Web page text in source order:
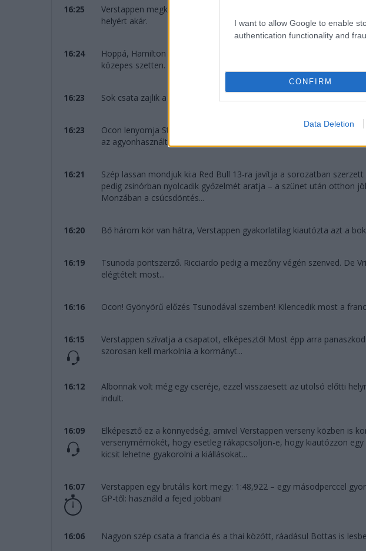
I want to allow Google to enable
authentication functionality and
CONFIRM
Data Deletion
16:25
Verstappen megkezdte az utolsó körét... Amely körben Stroll,
helyért akár.
16:24
Hoppá, Hamilton jön egy extra cserére. Verstappen-bosszantó
közepes szetten.
16:23 Sok csata zajlik a mezőnyben, de a java pontzónán kívül.
16:23
Ocon lenyomja Strollt és már nyolcadik: egy cserével is pontot
az agyonhasznált lágy keveréken menekül Ocon elől.
16:21
Szép lassan mondjuk ki:a Red Bull 13-ra javítja a sorozatban
pedig zsinórban nyolcadik győzelmét aratja – a szünet után otthon
Monzában a csúcsdöntés...
16:20 Bő három kör van hátra, Verstappen gyakorlatilag kiautózta azt a
16:19
Tsunoda pontszerző. Ricciardo pedig a mezőny végén szenved. De
elégtételt most...
16:16 Ocon! Gyönyörű előzés Tsunodával szemben! Kilencedik most a
16:15
Verstappen szívatja a csapatot, elképesztő! Most épp arra
szorosan kell markolnia a kormányt...
16:12
Albonnak volt még egy cseréje, ezzel visszaesett az utolsó előtti
indult.
16:09
Elképesztő ez a könnyedség, amivel Verstappen verseny közben is
versenymérnökét, hogy esetleg rákapcsoljon-e, hogy kiautózzon
kicsit lehetne gyakorolni a kiállásokat...
16:07
Verstappen egy brutális kört megy: 1:48,922 – egy másodperccel
GP-től: használd a fejed jobban!
16:06 Nagyon szép csata a francia és a thai között, ráadásul Bottas is